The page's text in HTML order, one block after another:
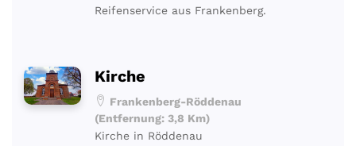
Reifenservice aus Frankenberg.
Kirche
Frankenberg-Röddenau
(Entfernung: 3,8 Km)
Kirche in Röddenau